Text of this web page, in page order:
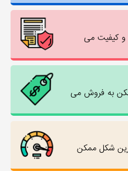
و کیفیت می
به فروش می
شکل ممکن